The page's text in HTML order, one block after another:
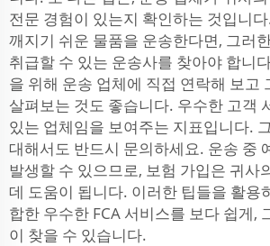
전문 경험이 있는지 확인하는 것입니
깨지기 쉬운 물품을 운송한다면, 그러
취급할 수 있는 운송사를 찾아야 합니
을 위해 운송 업체에 직접 연락해 보고
살펴보는 것도 좋습니다. 우수한 고객
있는 업체임을 보여주는 지표입니다.
대해서도 반드시 문의하세요. 운송 중
발생할 수 있으므로, 보험 가입은 귀사
데 도움이 됩니다. 이러한 팁들을 활용
합한 우수한 FCA 서비스를 보다 쉽게,
이 찾을 수 있습니다.